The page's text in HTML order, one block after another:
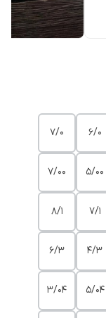
6/0
7/0
5/00
7/00
7/1
8/1
4/3
6/3
5/04
3/04